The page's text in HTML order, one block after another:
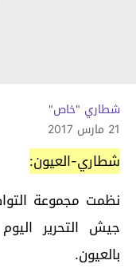
شطاري "خاص"
21 مارس 2017
شطاري-العيون:
نظمت مجموعة
جيش التحرير
بالعيون.